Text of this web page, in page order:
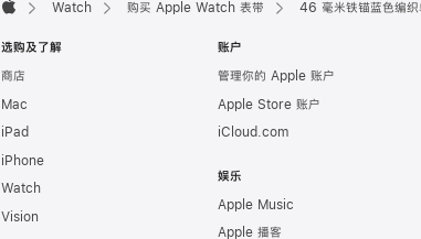
Watch 购买 Apple Watch 表带 46 毫米铁锚蓝色编
选购及了解
商店
Mac
iPad
iPhone
Watch
Vision
账户
管理你的 Apple 账户
Apple Store 账户
iCloud.com
娱乐
Apple Music
Apple 播客